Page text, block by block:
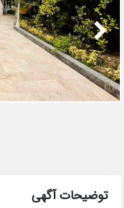
توضیحات آگهی